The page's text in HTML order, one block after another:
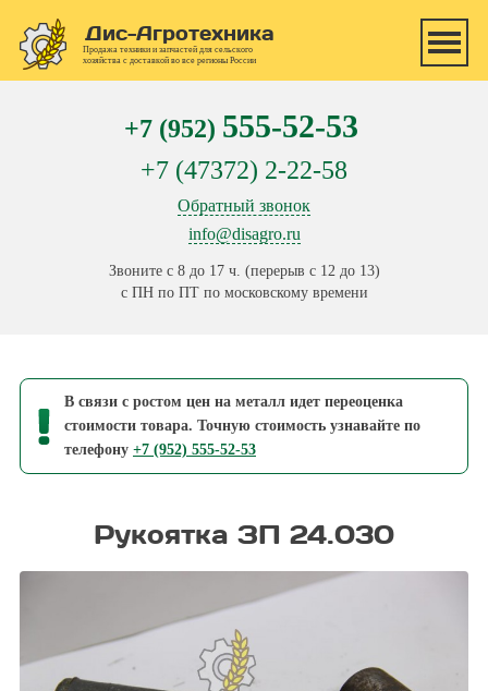
Дис-Агротехника
Продажа техники и запчастей для сельского
хозяйства с доставкой во все регионы России
+7 (952) 555-52-53
+7 (47372) 2-22-58
Обратный звонок
info@disagro.ru
Звоните с 8 до 17 ч. (перерыв с 12 до 13)
с ПН по ПТ по московскому времени
В связи с ростом цен на металл идет переоценка
стоимости товара. Точную стоимость узнавайте по
телефону +7 (952) 555-52-53
Рукоятка ЗП 24.030